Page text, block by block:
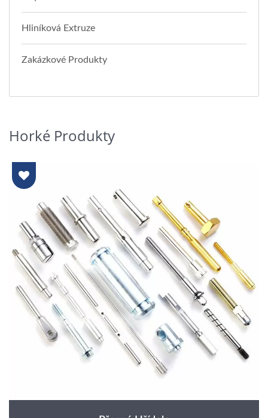
Hliníková Extruze
Zakázkové Produkty
Horké Produkty